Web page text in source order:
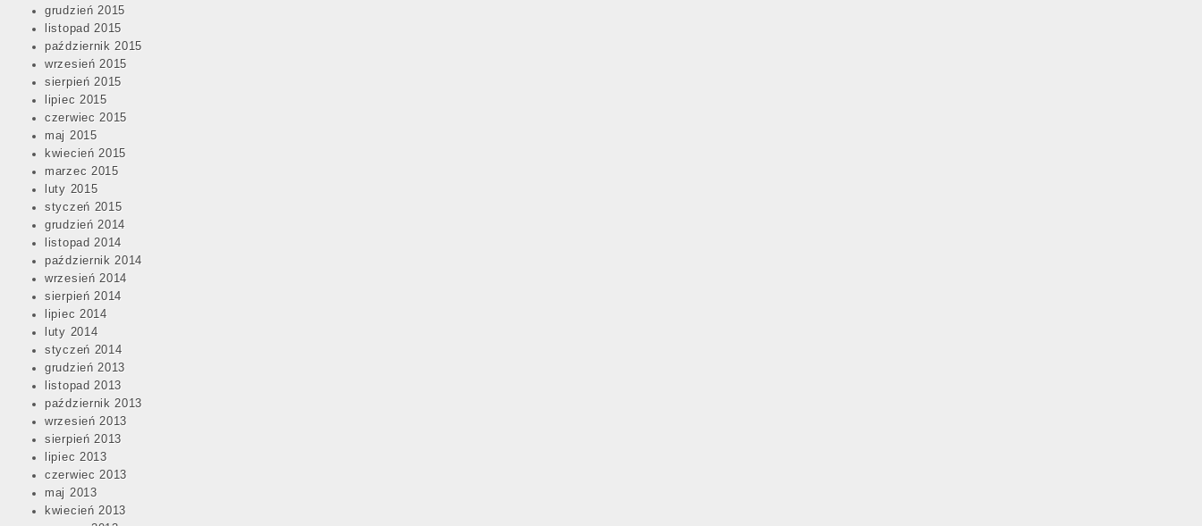
grudzień 2015
listopad 2015
październik 2015
wrzesień 2015
sierpień 2015
lipiec 2015
czerwiec 2015
maj 2015
kwiecień 2015
marzec 2015
luty 2015
styczeń 2015
grudzień 2014
listopad 2014
październik 2014
wrzesień 2014
sierpień 2014
lipiec 2014
luty 2014
styczeń 2014
grudzień 2013
listopad 2013
październik 2013
wrzesień 2013
sierpień 2013
lipiec 2013
czerwiec 2013
maj 2013
kwiecień 2013